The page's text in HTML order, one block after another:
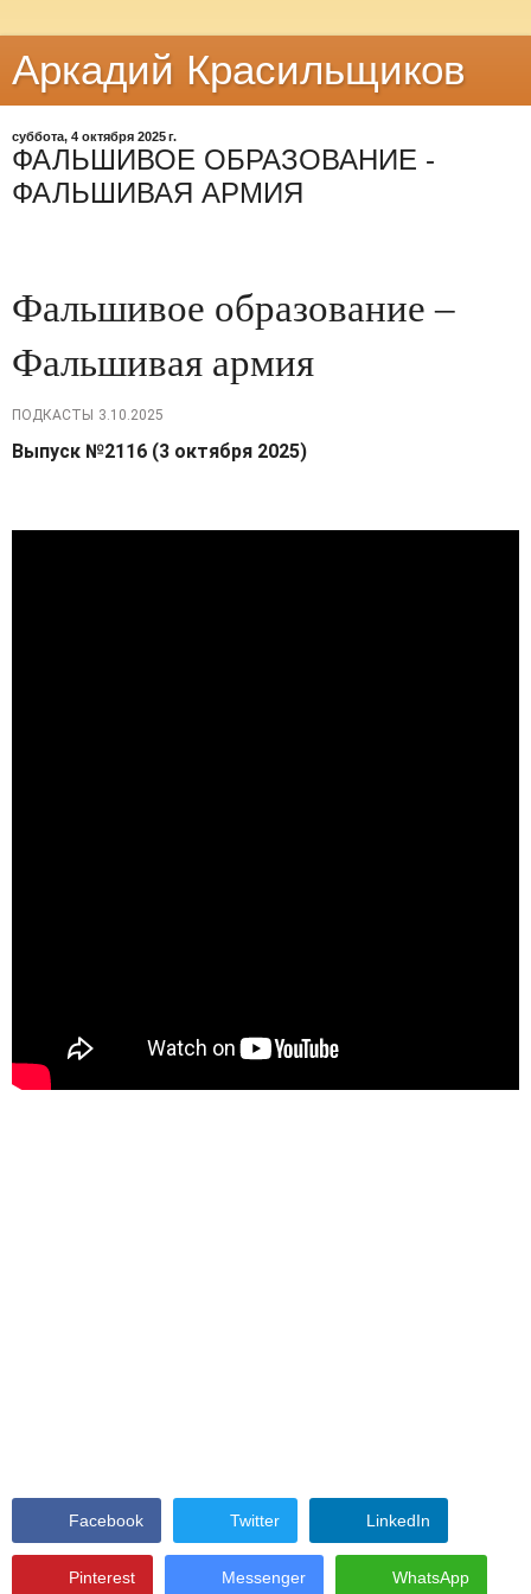
Аркадий Красильщиков
суббота, 4 октября 2025 г.
ФАЛЬШИВОЕ ОБРАЗОВАНИЕ -
ФАЛЬШИВАЯ АРМИЯ
Фальшивое образование –
Фальшивая армия
ПОДКАСТЫ 3.10.2025
Выпуск №2116 (3 октября 2025)
Facebook Twitter LinkedIn
Pinterest Messenger WhatsApp